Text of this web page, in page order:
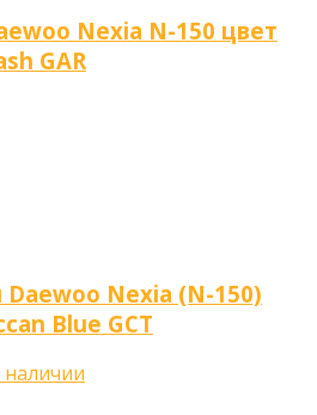
Nexia N-150 цвет
GAR
Nexia (N-150)
Blue GCT